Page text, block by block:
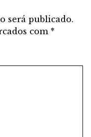
será publicado.
com *